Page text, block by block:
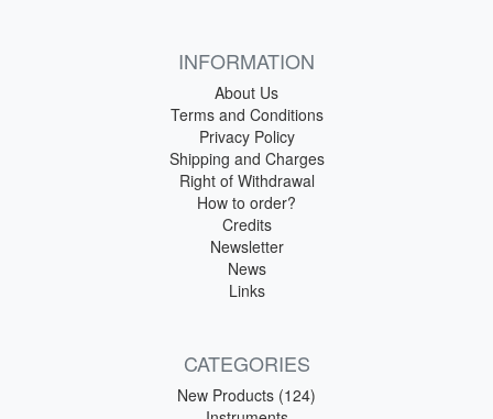
INFORMATION
About Us
Terms and Conditions
Privacy Policy
Shipping and Charges
Right of Withdrawal
How to order?
Credits
Newsletter
News
Links
CATEGORIES
New Products (124)